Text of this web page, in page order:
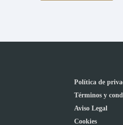
Política de
Términos y
Aviso Legal
Cookies